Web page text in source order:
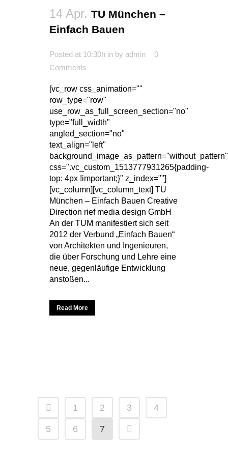
14 Apr. TU München –
Einfach Bauen
Posted at 10:30h in by admin
0
Comments
[vc_row css_animation=""
row_type="row"
use_row_as_full_screen_section="no"
type="full_width"
angled_section="no"
text_align="left"
background_image_as_pattern="without_pattern"
css=".vc_custom_1513777931265{padding-
top: 4px !important;}" z_index=""]
[vc_column][vc_column_text] TU
München – Einfach Bauen Creative
Direction rief media design GmbH
An der TUM manifestiert sich seit
2012 der Verbund „Einfach Bauen“
von Architekten und Ingenieuren,
die über Forschung und Lehre eine
neue, gegenläufige Entwicklung
anstoßen...
Read More
1 2 3 4
5 6 7